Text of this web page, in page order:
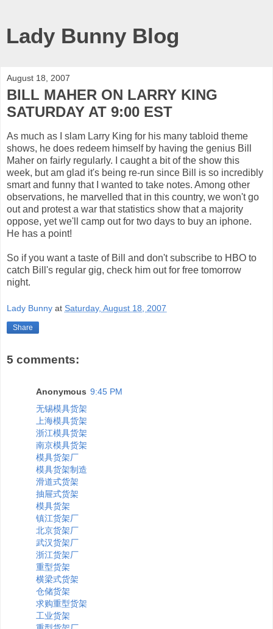
Lady Bunny Blog
August 18, 2007
BILL MAHER ON LARRY KING
SATURDAY AT 9:00 EST
As much as I slam Larry King for his many tabloid theme
shows, he does redeem himself by having the genius Bill
Maher on fairly regularly. I caught a bit of the show this
week, but am glad it's being re-run since Bill is so incredibly
smart and funny that I wanted to take notes. Among other
observations, he marvelled that in this country, we won't go
out and protest a war that statistics show that a majority
oppose, yet we'll camp out for two days to buy an iphone.
He has a point!
So if you want a taste of Bill and don't subscribe to HBO to
catch Bill's regular gig, check him out for free tomorrow
night.
Lady Bunny at Saturday, August 18, 2007
Share
5 comments:
Anonymous 9:45 PM
无锡模具货架
上海模具货架
浙江模具货架
南京模具货架
模具货架厂
模具货架制造
滑道式货架
抽屉式货架
模具货架
镇江货架厂
北京货架厂
武汉货架厂
浙江货架厂
重型货架
横梁式货架
仓储货架
求购重型货架
工业货架